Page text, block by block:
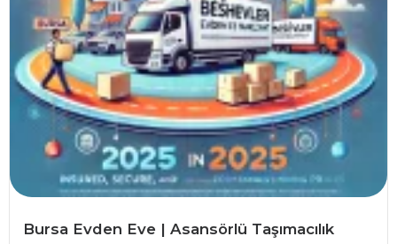
Bursa Evden Eve | Asansörlü Taşımacılık